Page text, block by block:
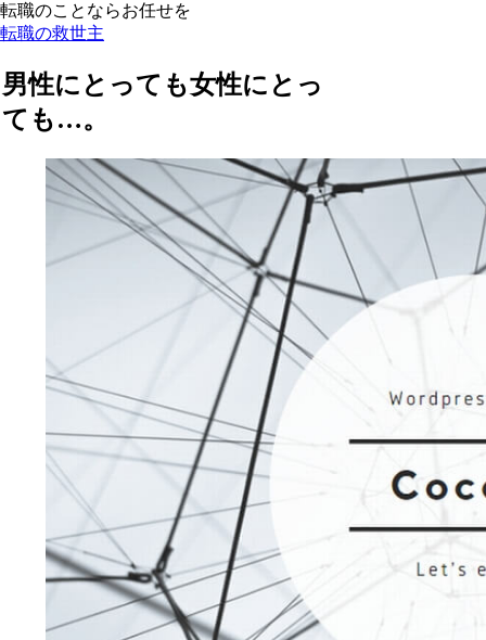
転職のことならお任せを
転職の救世主
男性にとっても女性にとっ
ても…。